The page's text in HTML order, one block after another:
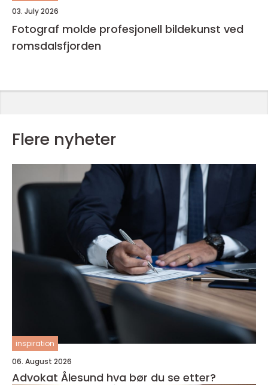
03. July 2026
Fotograf molde profesjonell bildekunst ved
romsdalsfjorden
Flere nyheter
inspiration
06. August 2026
Advokat Ålesund hva bør du se etter?